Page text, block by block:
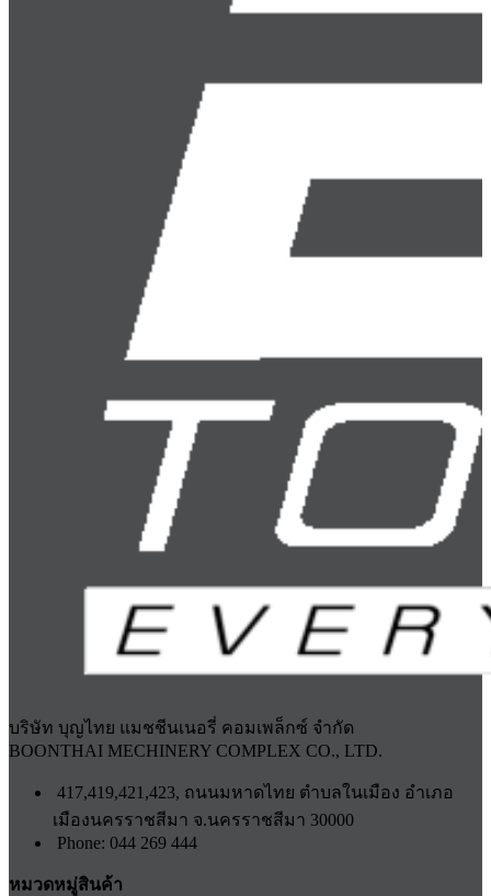
บริษัท บุญไทย แมชชีนเนอรี่ คอมเพล็กซ์ จำกัด
BOONTHAI MECHINERY COMPLEX CO., LTD.
417,419,421,423, ถนนมหาดไทย ตำบลในเมือง อำเภอ
เมืองนครราชสีมา จ.นครราชสีมา 30000
Phone: 044 269 444
หมวดหมู่สินค้า